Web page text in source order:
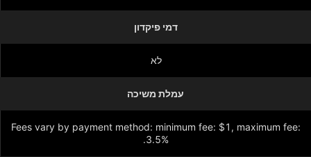
דמי פיקדון
לא
עמלת משיכה
Fees vary by payment method: minimum fee: $1, maximum fee:
3.5%.